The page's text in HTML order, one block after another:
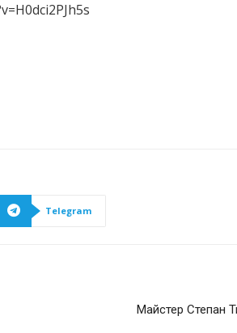
Telegram
Майстер Степан